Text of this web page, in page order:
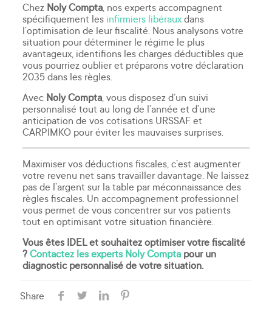
Chez Noly Compta, nos experts accompagnent
spécifiquement les infirmiers libérauxdans
l’optimisation de leur fiscalité. Nous analysons votre
situation pour déterminer le régime le plus
avantageux, identifions les charges déductibles que
vous pourriez oublier et préparons votre déclaration
2035 dans les règles.
Avec Noly Compta, vous disposez d’un suivi
personnalisé tout au long de l’année et d’une
anticipation de vos cotisations URSSAF et
CARPIMKO pour éviter les mauvaises surprises.
Maximiser vos déductions fiscales, c’est augmenter
votre revenu net sans travailler davantage. Ne laissez
pas de l’argent sur la table par méconnaissance des
règles fiscales. Un accompagnement professionnel
vous permet de vous concentrer sur vos patients
tout en optimisant votre situation financière.
Vous êtes IDEL et souhaitez optimiser votre fiscalité
?Contactez les experts Noly Comptapour un
diagnostic personnalisé de votre situation.
Share